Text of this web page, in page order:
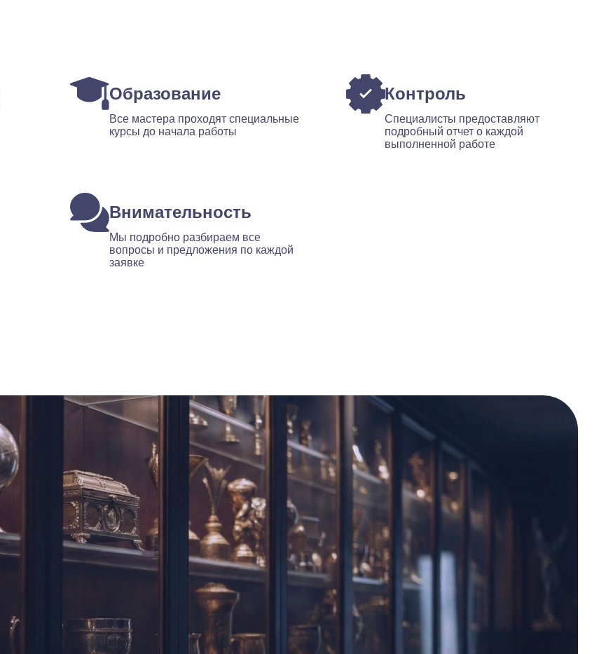
Образование
Все мастера проходят специальные
курсы до начала работы
Контроль
Специалисты предоставляют
подробный отчет о каждой
выполненной работе
Внимательность
Мы подробно разбираем все
вопросы и предложения по каждой
заявке